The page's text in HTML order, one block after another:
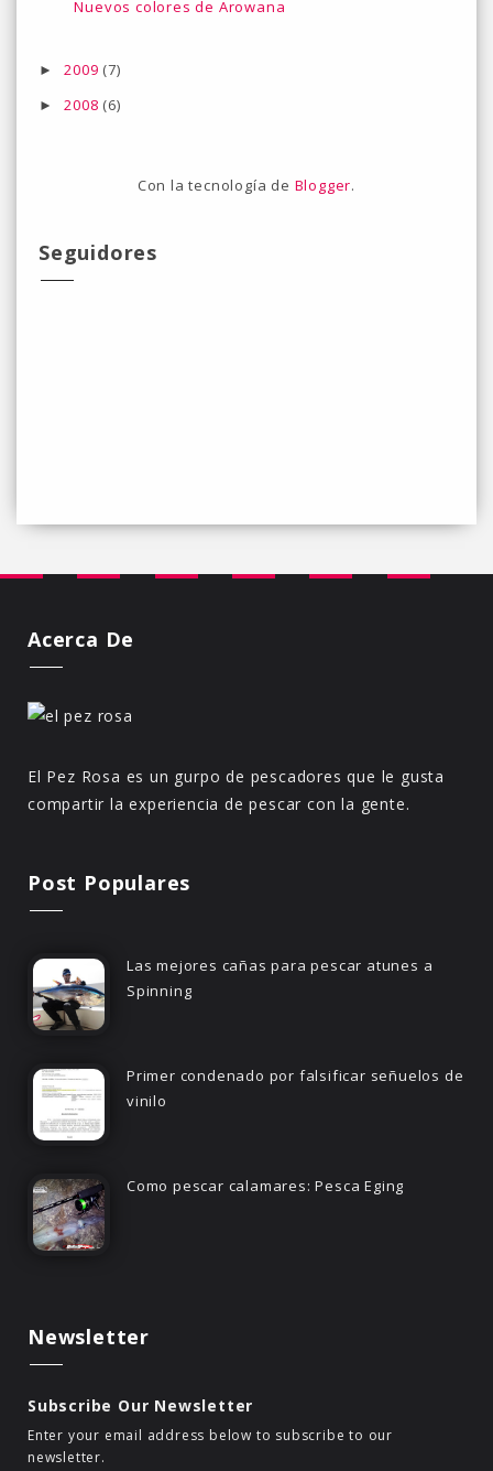
Nuevos colores de Arowana
►2009 (7)
►2008 (6)
Con la tecnología de Blogger.
Seguidores
Acerca De
El Pez Rosa es un gurpo de pescadores que le gusta
compartir la experiencia de pescar con la gente.
Post Populares
Las mejores cañas para pescar atunes a
Spinning
Primer condenado por falsificar señuelos de
vinilo
Como pescar calamares: Pesca Eging
Newsletter
Subscribe Our Newsletter
Enter your email address below to subscribe to our
newsletter.